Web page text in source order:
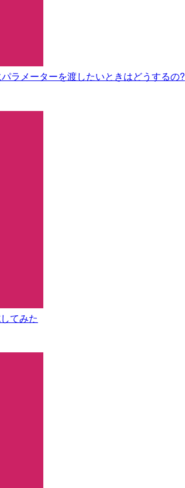
ラメーターを渡したいときはどうするの?
てみた